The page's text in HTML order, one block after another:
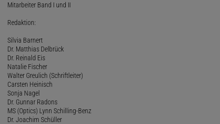
Mitarbeiter Band I und II
Redaktion:
Silvia Barnert
Dr. Matthias Delbrück
Dr. Reinald Eis
Natalie Fischer
Walter Greulich (Schriftleiter)
Carsten Heinisch
Sonja Nagel
Dr. Gunnar Radons
MS (Optics) Lynn Schilling-Benz
Dr. Joachim Schüller